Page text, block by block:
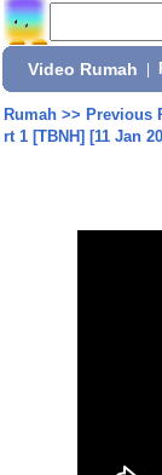
Video Rumah
Rumah>> Previous
rt 1 [TBNH] [11 Jan